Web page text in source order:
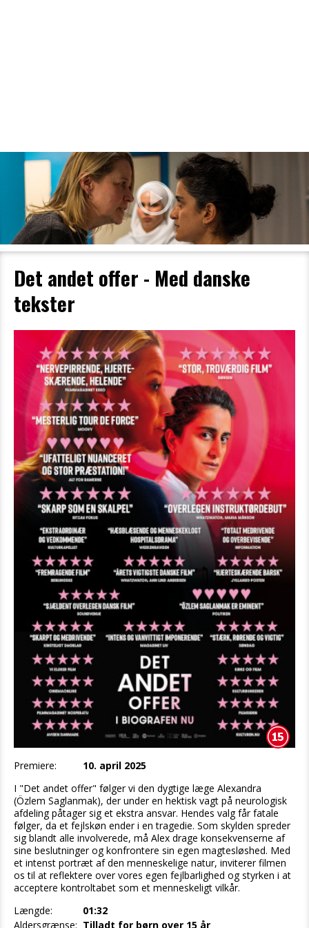
Det andet offer - Med danske
tekster
Premiere:
10. april 2025
I "Det andet offer" følger vi den dygtige læge Alexandra
(Özlem Saglanmak), der under en hektisk vagt på neurologisk
afdeling påtager sig et ekstra ansvar. Hendes valg får fatale
følger, da et fejlskøn ender i en tragedie. Som skylden spreder
sig blandt alle involverede, må Alex drage konsekvenserne af
sine beslutninger og konfrontere sin egen magtesløshed. Med
et intenst portræt af den menneskelige natur, inviterer filmen
os til at reflektere over vores egen fejlbarlighed og styrken i at
acceptere kontroltabet som et menneskeligt vilkår.
Længde:
01:32
Aldersgrænse: Tilladt for børn over 15 år